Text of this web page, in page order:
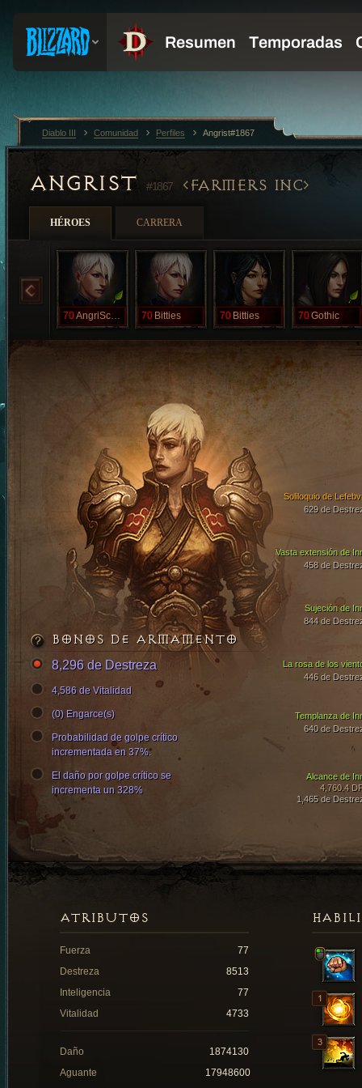
ANGRIST #1867 FARMERS INC
HÉROES CARRERA
70 AngriScotzmn 70 Bitties 70 Bitties 70Gothic
Vasta extensión de
458 de
Sujeción de
844 de
Soliloquio de
629 de
Templanza de
640 de
Alcance de
4,760.4
1,465 de
La rosa de los
446 de
BONOS DE ARMAMENTO
8,296 de Destreza
4,586 de Vitalidad
(0) Engarce(s)
Probabilidad de golpe crítico
incrementada en 37%.
El daño por golpe crítico se
incrementa un 328%
ATRIBUTOS
Fuerza
77
Destreza
8513
Inteligencia
77
Vitalidad
4733
Daño
1874130
Aguante
17948600
Diablo III Comunidad Perfiles Angrist#1867